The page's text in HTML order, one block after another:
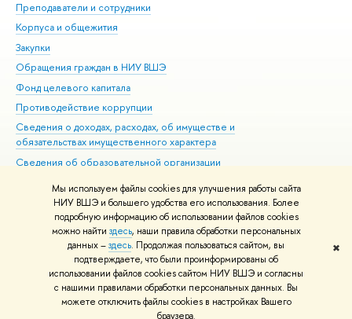
Мы используем файлы cookies для улучшения работы сайта
НИУ ВШЭ и большего удобства его использования. Более
подробную информацию об использовании файлов cookies
можно найти здесь, наши правила обработки персональных
данных –здесь. Продолжая пользоваться сайтом, вы
подтверждаете, что были проинформированы об
использовании файлов cookies сайтом НИУ ВШЭ и согласны
с нашими правилами обработки персональных данных. Вы
можете отключить файлы cookies в настройках Вашего
браузера.
✖
Преподаватели и сотрудники
Корпуса и общежития
Закупки
Обращения граждан в НИУ ВШЭ
Фонд целевого капитала
Противодействие коррупции
Сведения о доходах, расходах, об имуществе и
обязательствах имущественного характера
Сведения об образовательной организации
Людям с ограниченными возможностями здоровья
Единая платежная страница
Работа в Вышке
© НИУ ВШЭ 1993–2026 Адреса и контакты Условия использования
материалов Политика конфиденциальности Карта сайта
Шрифты HSE Sans и HSE Slab разработаны вШколе дизайна НИУ ВШЭ